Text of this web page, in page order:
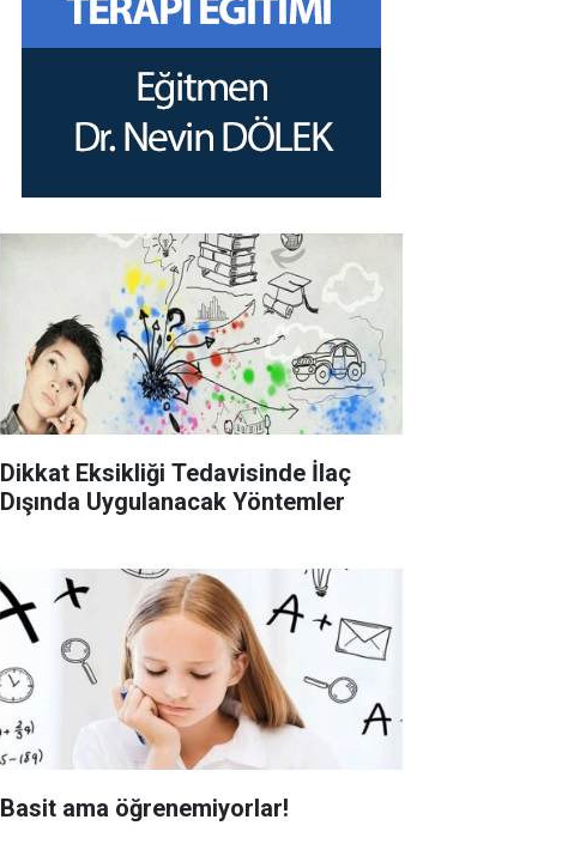
Dikkat Eksikliği Tedavisinde İlaç
Dışında Uygulanacak Yöntemler
Basit ama öğrenemiyorlar!